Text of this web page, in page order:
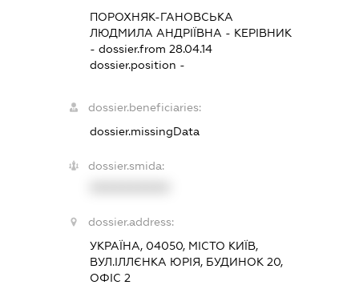
ПОРОХНЯК-ГАНОВСЬКА
ЛЮДМИЛА АНДРІЇВНА - КЕРІВНИК
- dossier.from 28.04.14
dossier.position -
dossier.beneficiaries:
dossier.missingData
dossier.smida:
dossier.address:
УКРАЇНА, 04050, МІСТО КИЇВ,
ВУЛ.ІЛЛЄНКА ЮРІЯ, БУДИНОК 20,
ОФІС 2